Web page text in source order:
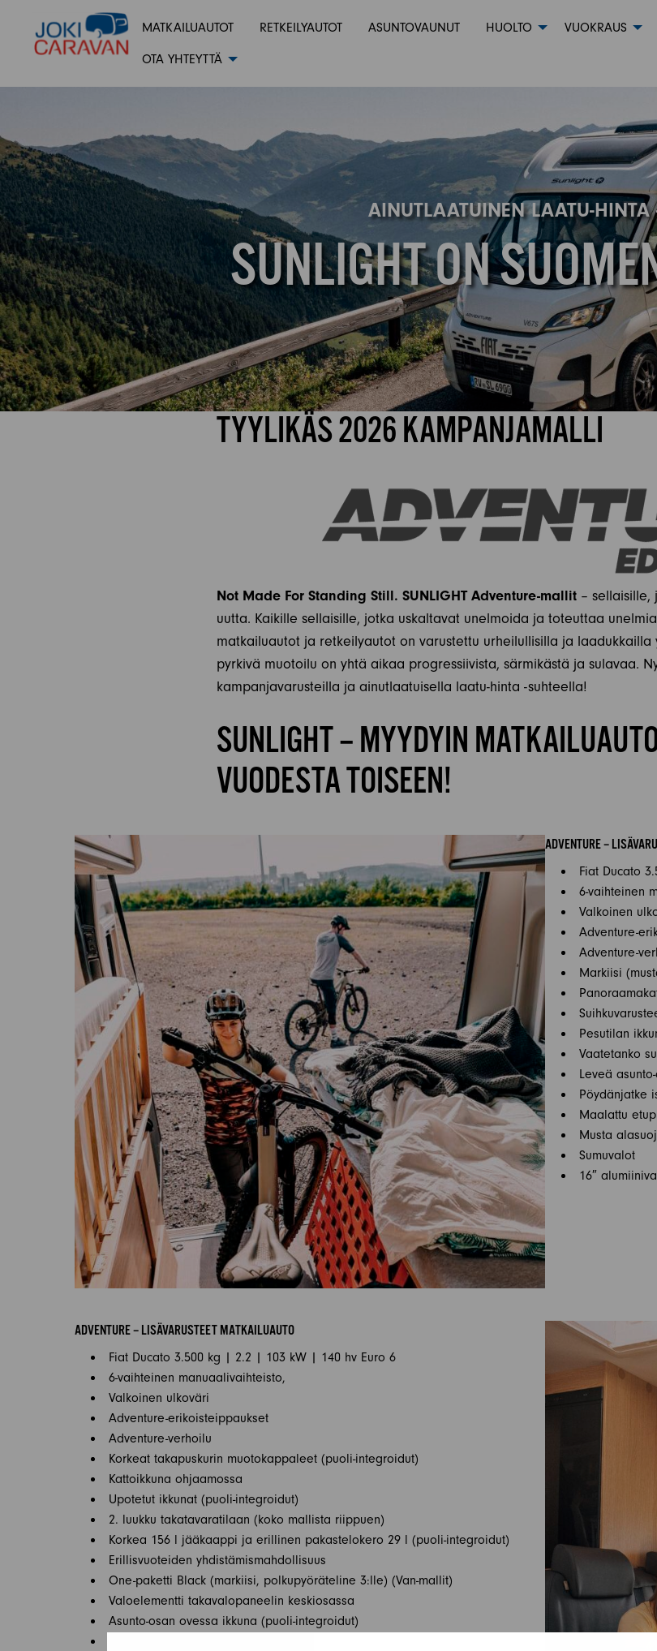
MATKAILUAUTOT RETKEILYAUTOT ASUNTOVAUNUT HUOLTO VUOKRAUS
OTA YHTEYTTÄ
AINUTLAATUINEN LAATU-HINTA
SUNLIGHT ON
TYYLIKÄS 2026 KAMPANJAMALLI
Not Made For Standing Still. SUNLIGHT Adventure-mallit –
uutta. Kaikille sellaisille, jotka uskaltavat unelmoida ja toteuttaa
matkailuautot ja retkeilyautot on varustettu urheilullisilla ja
pyrkivä muotoilu on yhtä aikaa progressiivista, särmikästä ja sulavaa.
kampanjavarusteilla ja ainutlaatuisella laatu-hinta -suhteella!
SUNLIGHT – MYYDYIN
VUODESTA TOISEEN!
ADVENTURE –
Fiat Ducato
6-vaihteinen
Valkoinen
Adventure-
Adventure-
Markiisi
Pesutilan
Vaatetanko
Leveä
Pöydänjatke
Maalattu
Musta
Sumuvalot
16″
ADVENTURE – LISÄVARUSTEET MATKAILUAUTO
Fiat Ducato 3.500 kg | 2.2 | 103 kW | 140 hv Euro 6
6-vaihteinen manuaalivaihteisto,
Valkoinen ulkoväri
Adventure-erikoisteippaukset
Adventure-verhoilu
Korkeat takapuskurin muotokappaleet (puoli-integroidut)
Kattoikkuna ohjaamossa
Upotetut ikkunat (puoli-integroidut)
2. luukku takatavaratilaan (koko mallista riippuen)
Korkea 156 l jääkaappi ja erillinen pakastelokero 29 l (puoli-integroidut)
Erillisvuoteiden yhdistämismahdollisuus
One-paketti Black (markiisi, polkupyöräteline 3:lle) (Van-mallit)
Valoelementti takavalopaneelin keskiosassa
Asunto-osan ovessa ikkuna (puoli-integroidut)